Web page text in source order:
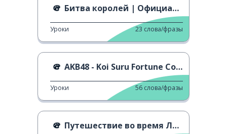
Битва королей | Официальный трейлер
Уроки 23 слова/фразы
AKB48 - Koi Suru Fortune Cookie
Уроки 56 слова/фразы
Путешествие во время Лунного Нового года